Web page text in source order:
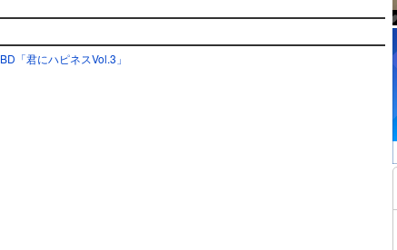
BD「君にハピネスVol.3」